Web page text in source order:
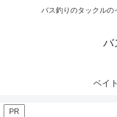
バス釣りのタックルの
バ
ベイ
PR